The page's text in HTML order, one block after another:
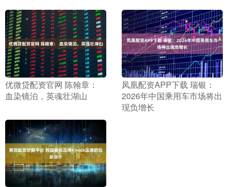
​优微贷配资官网 陈翰章：
血染镜泊，英魂壮湖山
​凤凰配资APP下载 瑞银：
2026年中国乘用车市场将出
现负增长